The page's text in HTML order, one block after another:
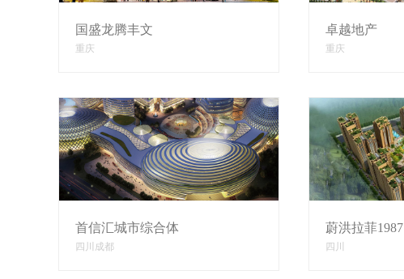
国盛龙腾丰文
重庆
卓越地产
重庆
首信汇城市综合体
四川成都
蔚洪拉菲1987
四川